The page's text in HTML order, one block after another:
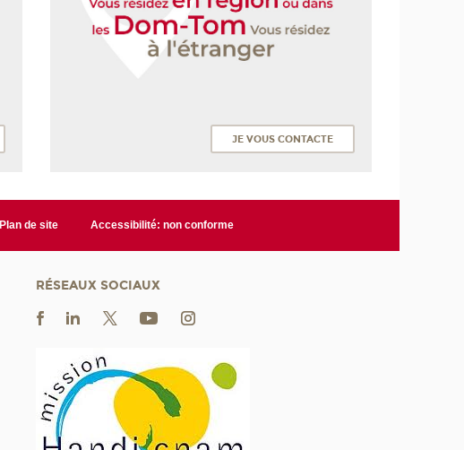
JE VOUS CONTACTE
Plan de site Accessibilité: non conforme
RÉSEAUX SOCIAUX